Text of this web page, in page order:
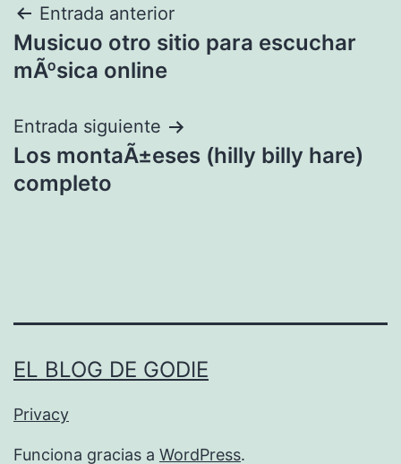
Navegación
de
Entrada anterior
Musicuo otro sitio para escuchar
mÃºsica online
Entrada siguiente
Los montaÃ±eses (hilly billy hare)
completo
EL BLOG DE GODIE
Privacy
Funciona gracias a WordPress.